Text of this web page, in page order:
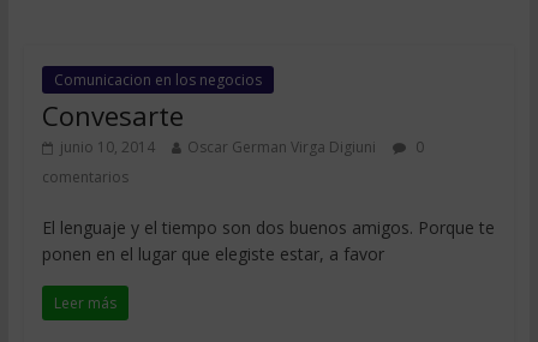
Comunicacion en los negocios
Convesarte
junio 10, 2014 Oscar German Virga Digiuni
0
comentarios
El lenguaje y el tiempo son dos buenos amigos. Porque te
ponen en el lugar que elegiste estar, a favor
Leer más